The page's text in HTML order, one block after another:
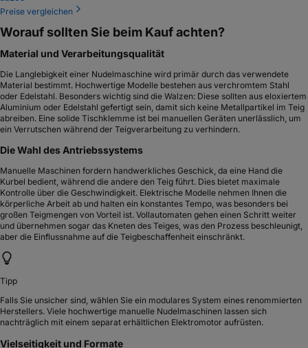
Empfohlene Nudelmaschinen Kaufberatung 2026
Inhaltsverzeichnis
Nudelmaschinen im Vergleich: Unsere Empfehlungen
Worauf sollten Sie beim Kauf achten?
Material und Verarbeitungsqualität
Die Wahl des Antriebssystems
Vielseitigkeit und Formate
Welches Modell passt zu Ihnen?
Einsteiger: Die klassische Handkurbel-Maschine
Mittelklasse: Elektrische Unterstützung
Premium: Pasta-Vollautomaten
Häufig gestellte Fragen
Empfohlene Nudelmaschinen Kaufberatung 2026
Inhaltsverzeichnis
Nudelmaschinen im Vergleich: Unsere
Empfehlungen
Hausgemachte Pasta ist ein Highlight der anspruchsvollen Küche, wobei die
Wahl des richtigen Geräts maßgeblich über Konsistenz und Geschmack
entscheidet. Ob Sie den traditionellen Prozess des Kurbelns schätzen oder den